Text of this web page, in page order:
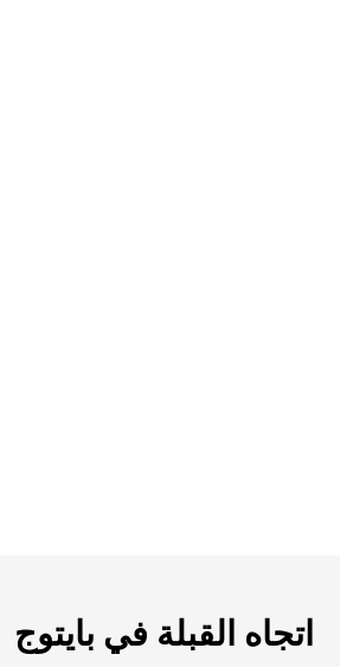
اتجاه القبلة في بايتوج